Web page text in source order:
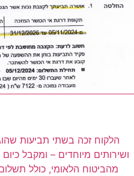
הלקוח זכה בשתי תביעות
מהביטוח הלאומי, כולל